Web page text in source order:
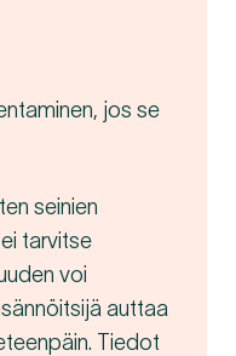
jos se
seinien
tarvitse
voi
auttaa
Tiedot